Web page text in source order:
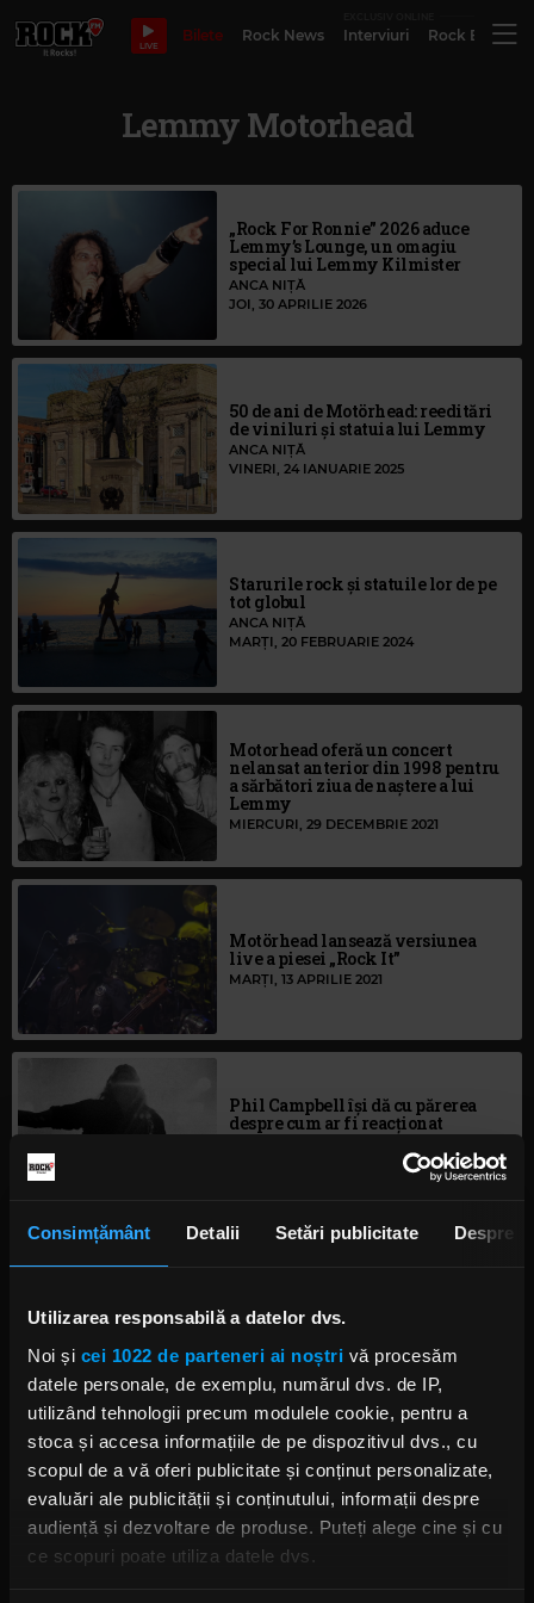
Consimțământ Detalii Setări publicitate Despre
Utilizarea responsabilă a datelor dvs.
Noi și cei 1022 de parteneri ai noștri vă procesăm
datele personale, de exemplu, numărul dvs. de IP,
utilizând tehnologii precum modulele cookie, pentru a
stoca și accesa informațiile de pe dispozitivul dvs., cu
scopul de a vă oferi publicitate și conținut personalizate,
evaluări ale publicității și conținutului, informații despre
audiență și dezvoltare de produse. Puteți alege cine și cu
ce scopuri poate utiliza datele dvs.
LIVE
Bilete Rock News Interviuri Rock
Lemmy Motorhead
„Rock For Ronnie” 2026 aduce
Lemmy’s Lounge, un omagiu
special lui Lemmy Kilmister
ANCA NIȚĂ
JOI, 30 APRILIE 2026
50 de ani de Motörhead: reeditări
de viniluri și statuia lui Lemmy
ANCA NIȚĂ
VINERI, 24 IANUARIE 2025
Starurile rock și statuile lor de pe
tot globul
ANCA NIȚĂ
MARȚI, 20 FEBRUARIE 2024
Motorhead oferă un concert
nelansat anterior din 1998 pentru
a sărbători ziua de naștere a lui
Lemmy
MIERCURI, 29 DECEMBRIE 2021
Motörhead lansează versiunea
live a piesei „Rock It”
MARȚI, 13 APRILIE 2021
Phil Campbell își dă cu părerea
despre cum ar fi reacționat
Lemmy la pandemie
MIERCURI, 30 DECEMBRIE 2020
Kilmister este în lucru
JOI, 18 IUNIE 2020
Foo Fighters a făcut disponibil
concertul din 2006 din Hyde
Park, cu Lemmy și Queen invitați
MIERCURI, 13 MAI 2020